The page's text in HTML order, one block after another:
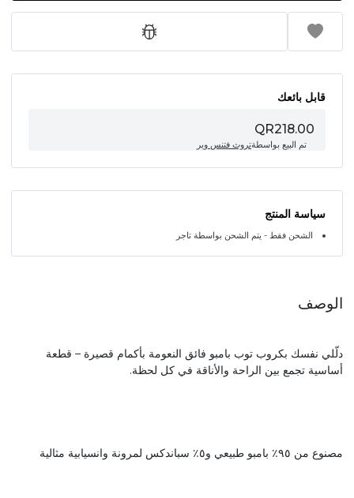
قابل بائعك
QR218.00
تم البيع بواسطةتروث فتنس وير
سياسة المنتج
الشحن فقط - يتم الشحن بواسطة تاجر
الوصف
دلّلي نفسك بكروب توب بامبو فائق النعومة بأكمام قصيرة – قطعة
أساسية تجمع بين الراحة والأناقة في كل لحظة.
مصنوع من ٩٥٪ بامبو طبيعي و٥٪ سباندكس لمرونة وانسيابية مثالية